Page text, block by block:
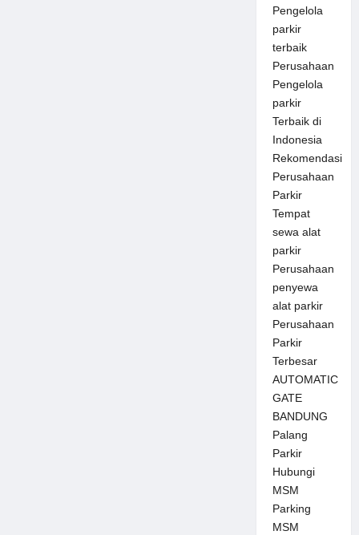
Pengelola
parkir
terbaik
Perusahaan
Pengelola
parkir
Terbaik di
Indonesia
Rekomendasi
Perusahaan
Parkir
Tempat
sewa alat
parkir
Perusahaan
penyewa
alat parkir
Perusahaan
Parkir
Terbesar
AUTOMATIC
GATE
BANDUNG
Palang
Parkir
Hubungi
MSM
Parking
MSM